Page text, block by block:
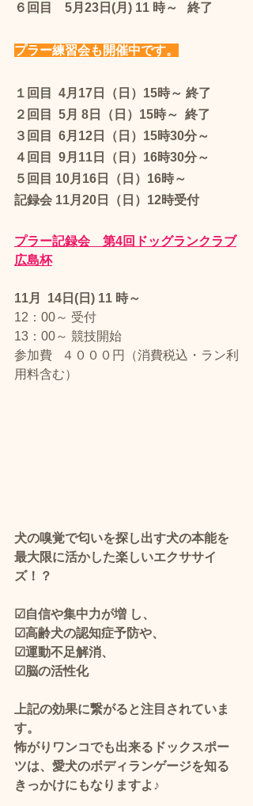
６回目　5月23日(月) 11 時～   終了
プラー練習会も開催中です。
１回目  4月17日（日）15時～ 終了
２回目  5月 8日（日）15時～  終了
３回目  6月12日（日）15時30分～
４回目  9月11日（日）16時30分～
５回目 10月16日（日）16時～
記録会 11月20日（日）12時受付
プラー記録会　第4回ドッグランクラブ
広島杯
11月  14日(日) 11 時～
12：00～ 受付
13：00～ 競技開始
​参加費   ４０００円（消費税込・ラン利
用料含む）
犬の嗅覚で匂いを探し出す犬の本能を
最大限に活かした楽しいエクササイ
ズ！？
☑自信や集中力が増 し、
☑高齢犬の認知症予防や、
☑運動不足解消、
☑脳の活性化
上記の効果に繋がると注目されていま
す。
怖がりワンコでも出来るドックスポー
ツは、愛犬のボディランゲージを知る
きっかけにもなりますよ♪